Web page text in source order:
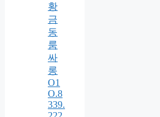
황
금
동
룸
싸
롱
O1
O.8
339.